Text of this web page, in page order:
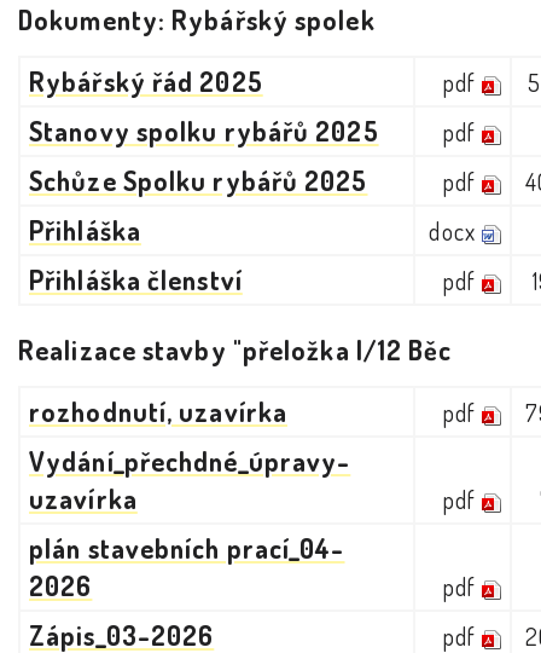
Dokumenty: Rybářský spolek
Rybářský řád 2025
pdf
Stanovy spolku rybářů 2025 pdf
Schůze Spolku rybářů 2025 pdf
Přihláška docx
Přihláška členství pdf
Realizace stavby "přeložka I/12 Běc
rozhodnutí, uzavírka
pdf
Vydání_přechdné_úpravy-
uzavírka
pdf
plán stavebních prací_04-
2026
pdf
Zápis_03-2026 pdf